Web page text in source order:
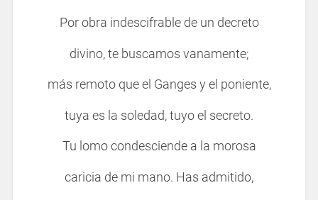
Por obra indescifrable de un decreto
divino, te buscamos vanamente;
más remoto que el Ganges y el poniente,
tuya es la soledad, tuyo el secreto.
Tu lomo condesciende a la morosa
caricia de mi mano. Has admitido,